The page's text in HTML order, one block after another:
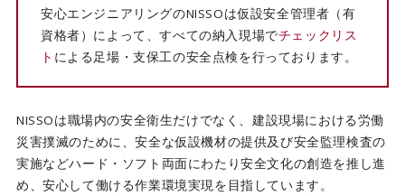
安心エンジニアリングのNISSOは仮設安全管理者（有
資格者）によって、すべての納入現場でチェックリス
ト による足場・支保工の安全点検を行っております。
NISSOは職場内の安全衛生だけでなく、建設現場における労働
災害撲滅のために、安全な仮設機材の提供及び安全監理検査の
実施などハード・ソフト両面にわたり安全文化の創造を推し進
め、安心して働ける作業環境実現を目指しています。